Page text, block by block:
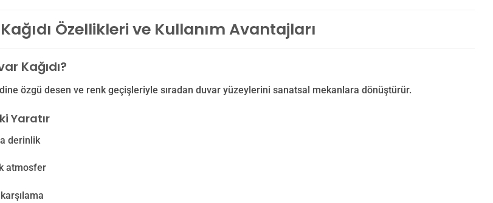
Özellikleri ve Kullanım Avantajları
Kağıdı?
özgü desen ve renk geçişleriyle sıradan duvar yüzeylerini sanatsal mekanlara dönüştürür.
Yaratır
derinlik
atmosfer